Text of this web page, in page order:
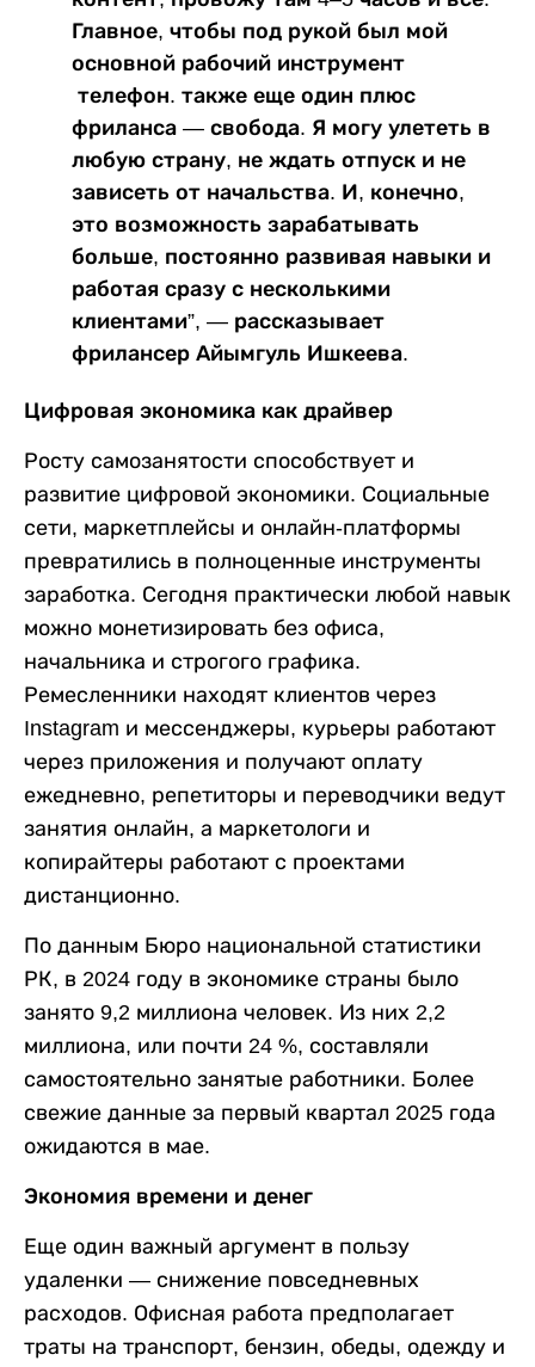
Главное, чтобы под рукой был мой
основной рабочий инструмент
телефон. также еще один плюс
фриланса — свобода. Я могу улететь в
любую страну, не ждать отпуск и не
зависеть от начальства. И, конечно,
это возможность зарабатывать
больше, постоянно развивая навыки и
работая сразу с несколькими
клиентами”, — рассказывает
фрилансер Айымгуль Ишкеева.
Цифровая экономика как драйвер
Росту самозанятости способствует и
развитие цифровой экономики. Социальные
сети, маркетплейсы и онлайн-платформы
превратились в полноценные инструменты
заработка. Сегодня практически любой навык
можно монетизировать без офиса,
начальника и строгого графика.
Ремесленники находят клиентов через
Instagram и мессенджеры, курьеры работают
через приложения и получают оплату
ежедневно, репетиторы и переводчики ведут
занятия онлайн, а маркетологи и
копирайтеры работают с проектами
дистанционно.
По данным Бюро национальной статистики
РК, в 2024 году в экономике страны было
занято 9,2 миллиона человек. Из них 2,2
миллиона, или почти 24 %, составляли
самостоятельно занятые работники. Более
свежие данные за первый квартал 2025 года
ожидаются в мае.
Экономия времени и денег
Еще один важный аргумент в пользу
удаленки — снижение повседневных
расходов. Офисная работа предполагает
траты на транспорт, бензин, обеды, одежду и